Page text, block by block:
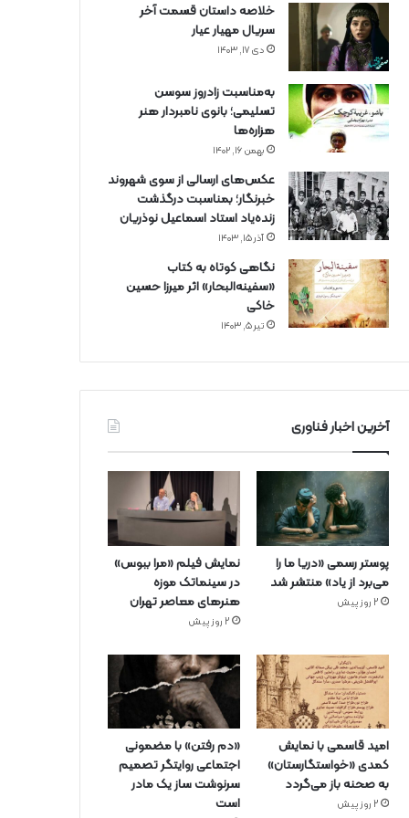
خلاصه داستان قسمت آخر
سریال مهیار عیار
دی ۱۷, ۱۴۰۳
به‌مناسبت زادروز سوسن
تسلیمی؛ بانوی نامبردار هنر
هزاره‌ها
بهمن ۱۶, ۱۴۰۲
عکس‌های ارسالی از سوی شهروند
خبرنگار؛ بمناسبت درگذشت
زنده‌یاد استاد اسماعیل نوذریان
آذر ۱۵, ۱۴۰۳
نگاهی کوتاه به کتاب
«سفینه‌البحار» اثر میرزا حسین
خاکی
تیر ۵, ۱۴۰۳
آخرین اخبار فناوری
پوستر رسمی «دریا ما را
می‌برد از یاد» منتشر شد
2 روز پیش
نمایش فیلم «مرا ببوس»
در سینماتک موزه
هنرهای معاصر تهران
2 روز پیش
امید قاسمی با نمایش
کمدی «خواستگارستان»
به صحنه باز می‌گردد
2 روز پیش
«دم رفتن» با مضمونی
اجتماعی روایتگر تصمیم
سرنوشت ساز یک مادر
است